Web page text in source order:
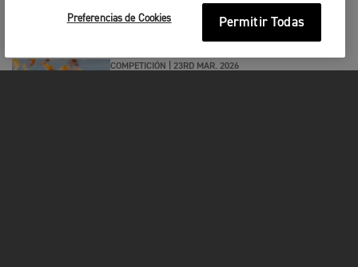
Doble victoria de Farrés y McLellan en
el MXGP de Almonte
COMPETICIÓN 23RD MAR. 2026
Preferencias de Cookies Permitir Todas